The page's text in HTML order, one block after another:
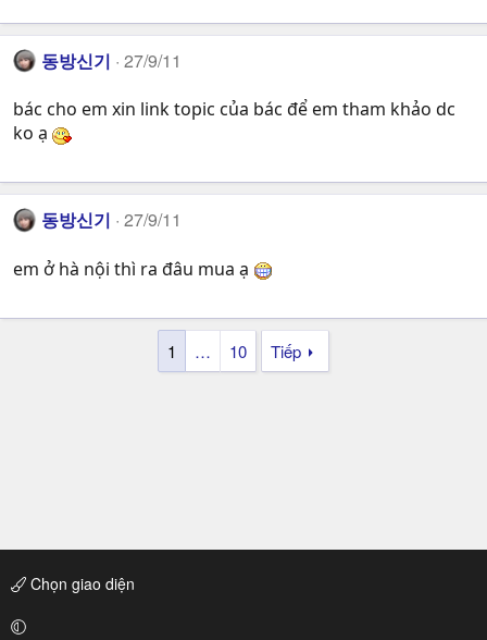
동방신기 27/9/11
bác cho em xin link topic của bác để em tham khảo dc
ko ạ
동방신기 27/9/11
em ở hà nội thì ra đâu mua ạ
1 … 10 Tiếp
Chọn giao diện